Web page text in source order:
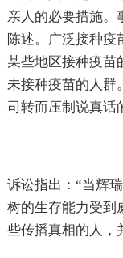
亲人的必要措施。
陈述。广泛接种疫
某些地区接种疫苗
未接种疫苗的人群
司转而压制说真话
诉讼指出：“当辉
树的生存能力受到
些传播真相的人，